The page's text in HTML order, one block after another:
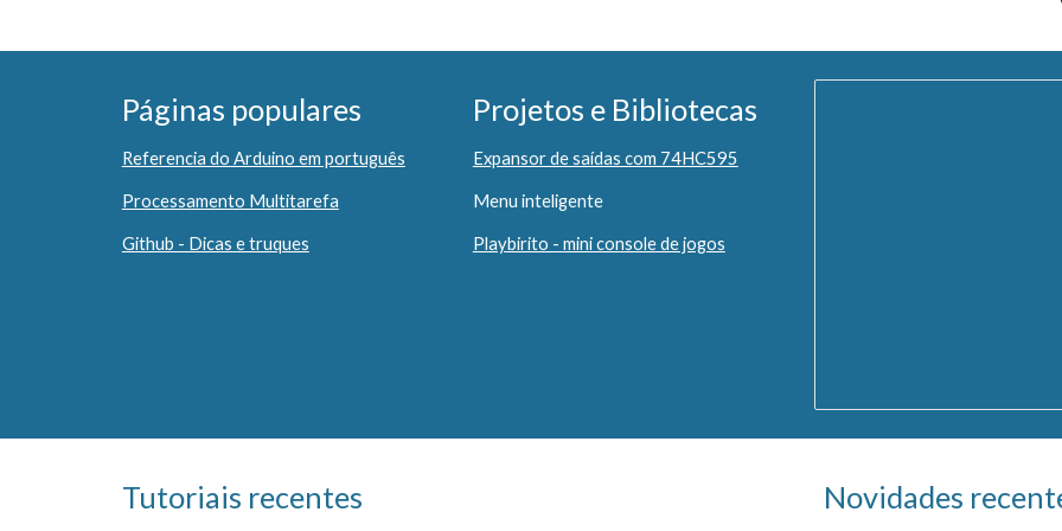
Páginas populares
Referencia do Arduino em português
Processamento Multitarefa
Github - Dicas e truques
Projetos e Bibliotecas
Expansor de saídas com 74HC595
Menu inteligente
Playbirito - mini console de jogos
Tutoriais recentes Novidades